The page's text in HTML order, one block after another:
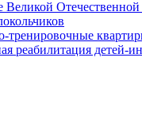
Великой
тренировочные
реабилитация детей-